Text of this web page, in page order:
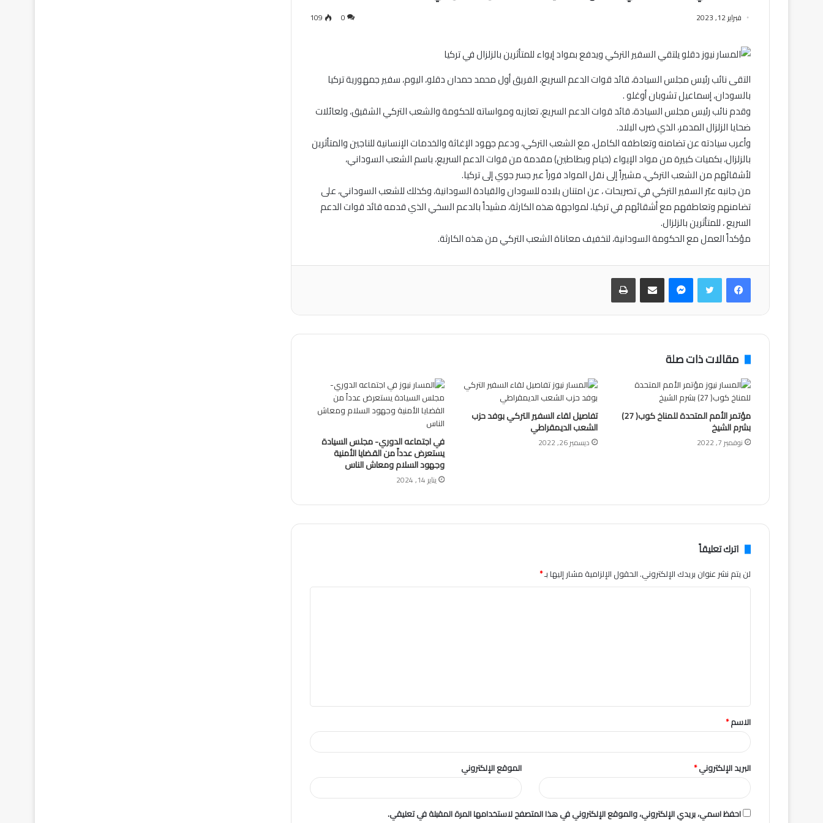
فبراير 12, 2023 0
109
التقى نائب رئيس مجلس السيادة، قائد قوات الدعم السريع، الفريق أول محمد حمدان دقلو، اليوم، سفير جمهورية تركيا
بالسودان، إسماعيل تشوبان أوغلو .
وقدم نائب رئيس مجلس السيادة، قائد قوات الدعم السريع، تعازيه ومواساته للحكومة والشعب التركي الشقيق، ولعائلات
ضحايا الزلزال المدمر، الذي ضرب البلاد.
وأعرب سيادته عن تضامنه وتعاطفه الكامل، مع الشعب التركي، ودعم جهود الإغاثة والخدمات الإنسانية للناجين والمتأثرين
بالزلزال، بكميات كبيرة من مواد الإيواء (خيام وبطاطين) مقدمة من قوات الدعم السريع، باسم الشعب السوداني،
لأشقائهم من الشعب التركي، مشيراً إلى نقل المواد فوراً عبر جسر جوي إلى تركيا.
من جانبه عبّر السفير التركي في تصريحات ، عن امتنان بلاده للسودان والقيادة السودانية، وكذلك للشعب السوداني، على
تضامنهم وتعاطفهم مع أشقائهم في تركيا، لمواجهة هذه الكارثة، مشيداً بالدعم السخي الذي قدمه قائد قوات الدعم
السريع ، للمتأثرين بالزلزال.
مؤكداً العمل مع الحكومة السودانية، لتخفيف معاناة الشعب التركي من هذه الكارثة.
فيسبوكتويتر ماسنجر مشاركة عبر البريد طباعة
مقالات ذات صلة
مؤتمر الأمم المتحدة للمناخ كوب( 27)
بشرم الشيخ
نوفمبر 7, 2022
تفاصيل لقاء السفير التركي بوفد حزب
الشعب الديمقراطي
ديسمبر 26, 2022 في اجتماعه الدوري- مجلس السيادة
يستعرض عدداً من القضايا الأمنية
وجهود السلام ومعاش الناس
يناير 14, 2024
اترك تعليقاً
لن يتم نشر عنوان بريدك الإلكتروني.الحقول الإلزامية مشار إليها بـ*
ق
*
الاسم*
البريد الإلكتروني* الموقع الإلكتروني
احفظ اسمي، بريدي الإلكتروني، والموقع الإلكتروني في هذا المتصفح لاستخدامها المرة المقبلة في تعليقي.